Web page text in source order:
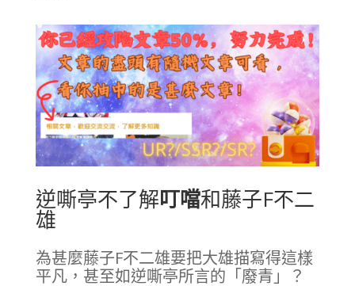
逆嘶亭不了解叮噹和藤子F不二
雄
為甚麼藤子F不二雄要把大雄描寫得這樣
平凡，甚至如逆嘶亭所言的「廢青」？